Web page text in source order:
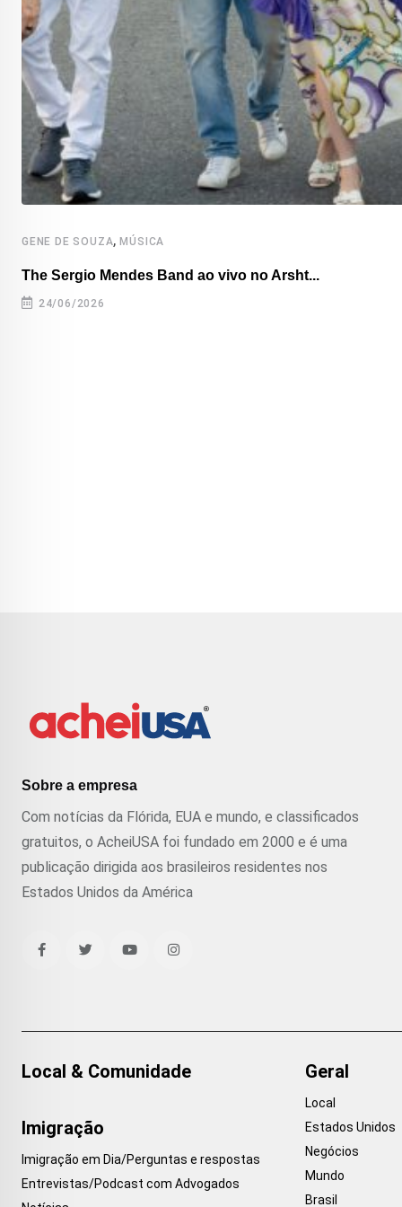
GENE DE SOUZA,MÚSICA
The Sergio Mendes Band ao vivo no Arsht...
24/06/2026
Sobre a empresa
Com notícias da Flórida, EUA e mundo, e classificados
gratuitos, o AcheiUSA foi fundado em 2000 e é uma
publicação dirigida aos brasileiros residentes nos
Estados Unidos da América
Local & Comunidade
Imigração
Imigração em Dia/Perguntas e respostas
Entrevistas/Podcast com Advogados
Geral
Local
Estados Unidos
Negócios
Mundo
Brasil